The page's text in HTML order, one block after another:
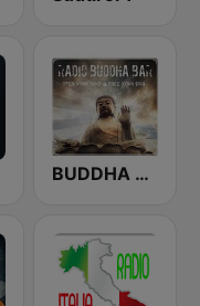
BUDDHA BAR